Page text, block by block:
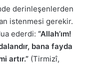
derinleşenlerden
istenmesi gerekir.
ederdi: “Allah’ım!
bana fayda
artır.” (Tirmizî,